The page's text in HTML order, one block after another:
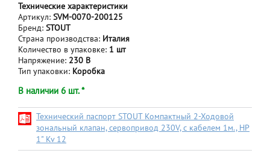
Технические характеристики
Артикул: SVM-0070-200125
Бренд: STOUT
Страна производства: Италия
Количество в упаковке: 1 шт
Напряжение: 230 В
Тип упаковки: Коробка
В наличии 6 шт. *
Технический паспорт STOUT Компактный 2-Ходовой
зональный клапан, сервопривод 230V, с кабелем 1м., НР
1" Kv 12